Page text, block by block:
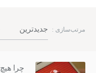
مرتب‌سازی : جدیدترین
چرا